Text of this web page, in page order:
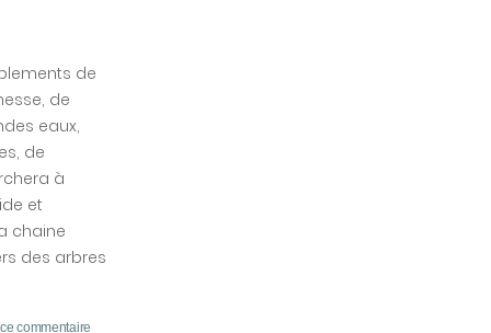
de
de
eaux,
de
à
et
chaine
des arbres
commentaire